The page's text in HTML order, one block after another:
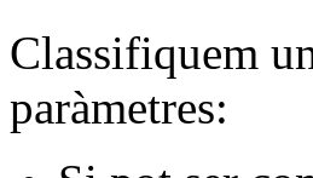
Classifiquem
paràmetres: